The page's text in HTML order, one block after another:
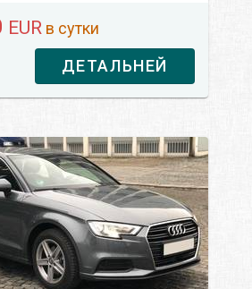
EUR в сутки
ДЕТАЛЬНЕЙ